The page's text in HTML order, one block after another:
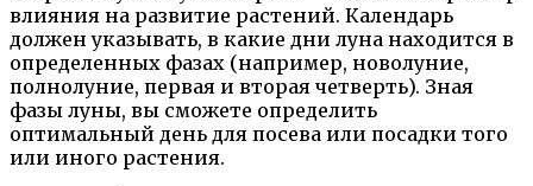
влияния на развитие растений. Календарь
должен указывать, в какие дни луна находится в
определенных фазах (например, новолуние,
полнолуние, первая и вторая четверть). Зная
фазы луны, вы сможете определить
оптимальный день для посева или посадки того
или иного растения.